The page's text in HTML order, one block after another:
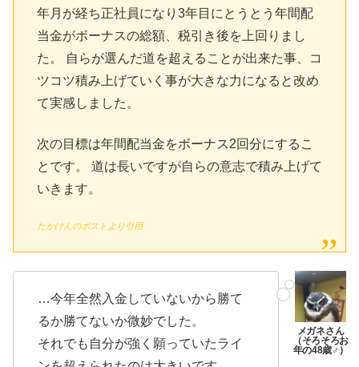
年月が経ち正社員になり3年目にとうとう年間配
当金がボーナスの総額、税引き後を上回りまし
た。 自らが選んだ道を超えることが出来た事、コ
ツコツ積み上げていく事が大きな力になると改め
て実感しました。
次の目標は年間配当金をボーナス2回分にするこ
とです。 道は長いですが自らの意志で積み上げて
いきます。
たかけんのポストより引用
…今年全然入金していないから勝て
るか勝てないか微妙でした。
それでも自分が強く願っていたライ